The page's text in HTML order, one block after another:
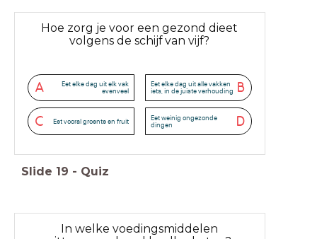
Hoe zorg je voor een gezond dieet
volgens de schijf van vijf?
A
Eet elke dag uit elk vak
evenveel
B
Eet elke dag uit alle vakken
iets, in de juiste verhouding
C Eet vooral groente en fruit D
Eet weinig ongezonde
dingen
Slide 19 - Quiz
In welke voedingsmiddelen